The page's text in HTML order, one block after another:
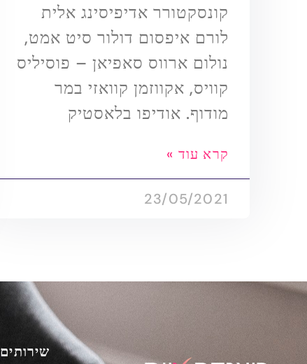
קונסקטורר אדיפיסינג אלית
לורם איפסום דולור סיט אמט,
נולום ארווס סאפיאן – פוסיליס
קוויס, אקווזמן קוואזי במר
מודוף. אודיפו בלאסטיק
קרא עוד »
23/05/2021
שירותים